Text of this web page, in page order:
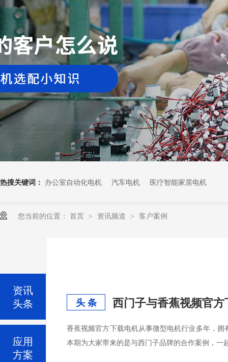
热搜关键词： 办公室自动化电机 汽车电机 医疗智能家居电机
您当前的位置： 首页 > 资讯频道 > 客户案例
头 条 西门子与香蕉视频官
香蕉视频官方下载电机从事微型电机行业多年，拥
本期为大家带来的是与西门子品牌的合作案例，一
资讯
头条
应用
方案